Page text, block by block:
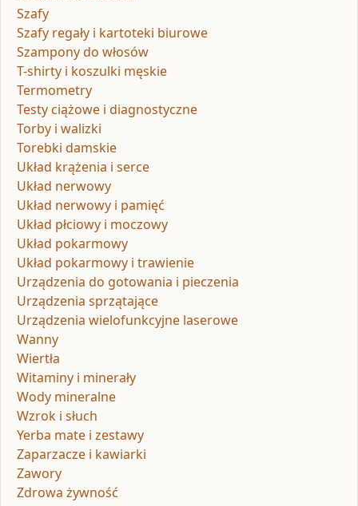
Szafy
Szafy regały i kartoteki biurowe
Szampony do włosów
T-shirty i koszulki męskie
Termometry
Testy ciążowe i diagnostyczne
Torby i walizki
Torebki damskie
Układ krążenia i serce
Układ nerwowy
Układ nerwowy i pamięć
Układ płciowy i moczowy
Układ pokarmowy
Układ pokarmowy i trawienie
Urządzenia do gotowania i pieczenia
Urządzenia sprzątające
Urządzenia wielofunkcyjne laserowe
Wanny
Wiertła
Witaminy i minerały
Wody mineralne
Wzrok i słuch
Yerba mate i zestawy
Zaparzacze i kawiarki
Zawory
Zdrowa żywność